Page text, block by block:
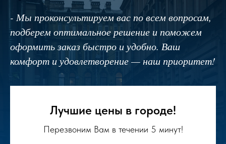
- Мы проконсультируем вас по всем вопросам,
подберем оптимальное решение и поможем
оформить заказ быстро и удобно. Ваш
комфорт и удовлетворение — наш приоритет!
Лучшие цены в городе!
Перезвоним Вам в течении 5 минут!